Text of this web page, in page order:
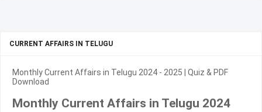
CURRENT AFFAIRS IN TELUGU
Monthly Current Affairs in Telugu 2024 - 2025 | Quiz & PDF
Download
Monthly Current Affairs in Telugu 2024